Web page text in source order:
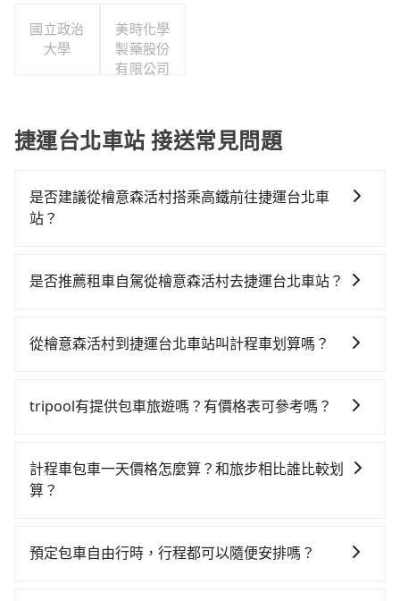
國立政治
大學
美時化學
製藥股份
有限公司
捷運台北車站 接送常見問題
是否建議從檜意森活村搭乘高鐵前往捷運台北車
站？
舒適、省時、較貴！從最早06:21一直到22:32，嘉義-台
約400元、車程約30分鐘。抵達高鐵站後，步行進站、
人票價1,080元，再用15分鐘出站。全程加上轉車時間共
送，則每人平均花費約1,070元，費時2小時52分鐘。長
距離移動確實搭乘高鐵可以比坐車快23分鐘，但卻要額
要乘車，也可參考tripool的拼車共乘服務，最多可再節
是否推薦租車自駕從檜意森活村去捷運台北車站？
時不需要閉目養神（因為要自己開車），最重要的是你
$115~205承租小轎車，每公里再額外加收$3.2，從檜意
路返回），雖已將eTag和可能的每小時40元路邊停車費
用預估進去，但額外的汽車保險與可能的罰單都需自
數超過四位，更是沒有較大的七人座或九人座可供選
從檜意森活村到捷運台北車站叫計程車划算嗎？
灣大車隊，如果在路邊攔不到車，也可考慮打電話至檜
4,955~5,900元間，但如改預約tripool可省高達
$1,600。綜合以上，無論在價格或服務品質上，tripool
tripool有提供包車旅遊嗎？有價格表可參考嗎？
包車旅遊，從單純的單趟接送到算時間的計時包車都
有，可彈性選擇2~12小時的服務，滿足家族出遊、朋友
車的價格可能跟其他車隊相差無幾，但是如果只需要短
計程車包車一天價格怎麼算？和旅步相比誰比較划
算？
格通常是根據時間或距離來計算，而且在不同城市和地
預定包車自由行時，行程都可以隨便安排嗎？